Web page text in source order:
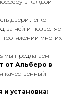
в каждой
двери легко
за ней и позволяет
протяжении многих
мы предлагаем
от Альберо в
качественный
и установка: